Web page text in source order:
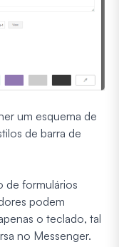
um esquema de
de barra de
de formulários
podem
o teclado, tal
no Messenger.